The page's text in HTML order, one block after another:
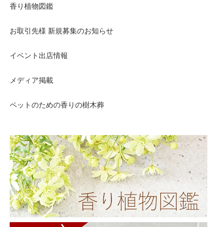
香り植物図鑑
お取引先様 新規募集のお知らせ
イベント出店情報
メディア掲載
ペットのための香りの樹木葬